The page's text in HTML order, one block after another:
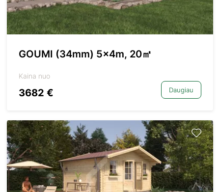
GOUMI (34mm) 5x4m, 20㎡
Kaina nuo
3682 € Daugiau